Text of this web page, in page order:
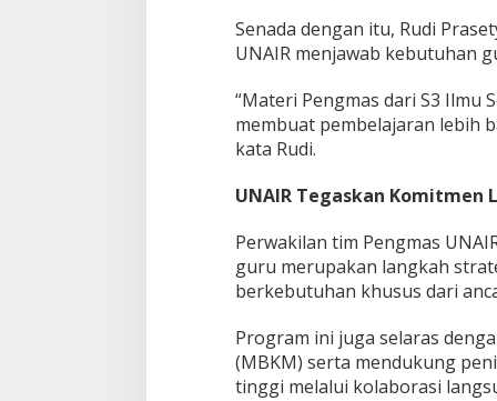
Senada dengan itu, Rudi
UNAIR menjawab kebutuhan
“Materi Pengmas dari S3 Ilmu
membuat pembelajaran lebih
kata Rudi.
UNAIR Tegaskan Komitmen
Perwakilan tim Pengmas
guru merupakan langkah
berkebutuhan khusus dari
Program ini juga selaras
(MBKM) serta mendukung
tinggi melalui kolaborasi